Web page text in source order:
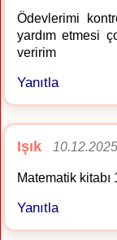
Ödevlerimi
yardım etmesi
veririm
Yanıtla
Işık
Matematik kitabı
Yanıtla